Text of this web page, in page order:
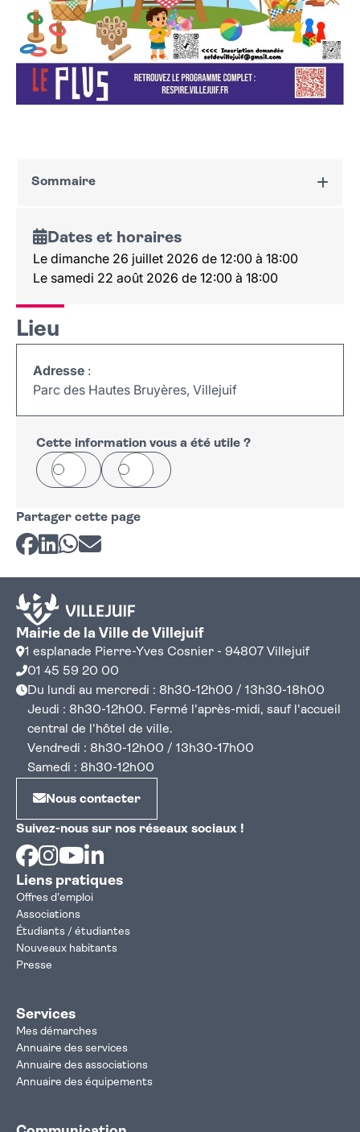
Sommaire
Dates et horaires
Lieu
Dates et horaires
Le dimanche 26 juillet 2026 de 12:00 à 18:00
Le samedi 22 août 2026 de 12:00 à 18:00
Lieu
Adresse :
Parc des Hautes Bruyères, Villejuif
Cette information vous a été utile ?
Oui Non
Partager cette page
Partager sur Facebook
Partager sur LinkedIn
Partager sur Whatsapp
Partager par courriel
Mairie de la Ville de Villejuif
1 esplanade Pierre-Yves Cosnier - 94807 Villejuif
01 45 59 20 00
Du lundi au mercredi : 8h30-12h00 / 13h30-18h00
Jeudi : 8h30-12h00. Fermé l'après-midi, sauf l'accueil
central de l'hôtel de ville.
Vendredi : 8h30-12h00 / 13h30-17h00
Samedi : 8h30-12h00
Nous contacter
Suivez-nous sur nos réseaux sociaux !
Facebook
Instagram
Youtube
Liens pratiques
Offres d'emploi
Associations
Étudiants / étudiantes
Nouveaux habitants
Presse
Services
Mes démarches
Annuaire des services
Annuaire des associations
Annuaire des équipements